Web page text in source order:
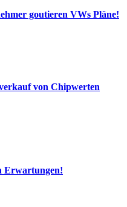
goutieren VWs Pläne!
von Chipwerten
Erwartungen!